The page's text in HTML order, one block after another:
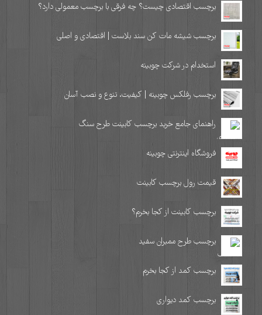
برچسب اقتصادی چیست؟ چه فرقی با برچسب معمولی دارد؟
برچسب شیشه مات کن سند بلاست | اقتصادی و اصلی
استخدام در شرکت چوبینه
برچسب رفلکس چوبینه | کیفیت، تنوع و نصب آسان
راهنمای جامع خرید برچسب کابینت طرح سنگ
فروشگاه اینترنتی چوبینه
قیمت رول برچسب کابینت
برچسب کابینت از کجا بخرم؟
برچسب طرح ممبران سفید
برچسب کمد از کجا بخرم
برچسب کمد دیواری